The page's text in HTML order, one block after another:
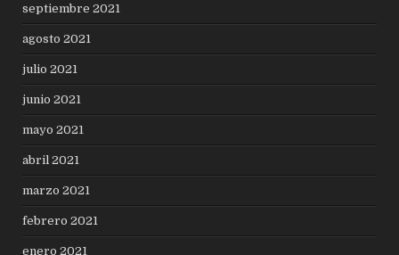
septiembre 2021
agosto 2021
julio 2021
junio 2021
mayo 2021
abril 2021
marzo 2021
febrero 2021
enero 2021